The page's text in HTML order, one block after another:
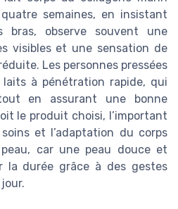
semaines, en insistant
observe souvent une
visibles et une sensation de
Les personnes pressées
à pénétration rapide, qui
en assurant une bonne
le produit choisi, l’important
et l’adaptation du corps
car une peau douce et
la durée grâce à des gestes